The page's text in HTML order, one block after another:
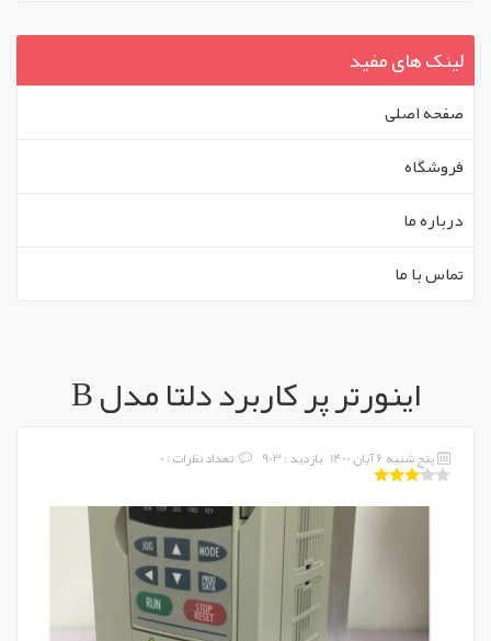
لینک های مفید
صفحه اصلی
فروشگاه
درباره ما
تماس با ما
اینورتر پر کاربرد دلتا مدل B
پنج شنبه 6 آبان 1400 بازدید : 903 تعداد نظرات : 0